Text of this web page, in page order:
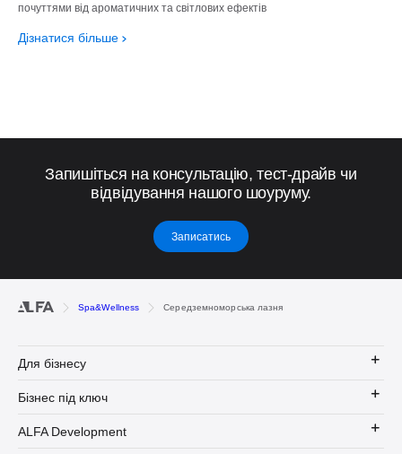
почуттями від ароматичних та світлових ефектів
Дізнатися більше
Запишіться на консультацію, тест-драйв чи
відвідування нашого шоуруму.
Записатись
Spa&Wellness Середземноморська лазня
Для бізнесу
Бізнес під ключ
ALFA Development